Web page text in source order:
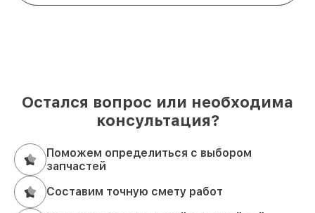
Остался вопрос или необходима
консультация?
Поможем определиться с выбором
запчастей
Составим точную смету работ